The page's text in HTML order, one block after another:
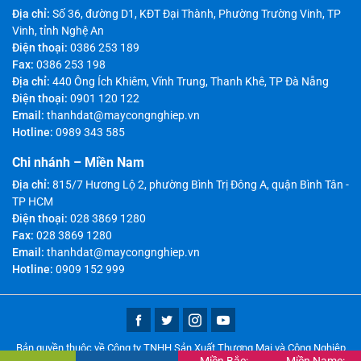
Địa chỉ: Số 36, đường D1, KĐT Đại Thành, Phường Trường Vinh, TP
Vinh, tỉnh Nghệ An
Điện thoại: 0386 253 189
Fax: 0386 253 198
Địa chỉ: 440 Ông Ích Khiêm, Vĩnh Trung, Thanh Khê, TP Đà Nẵng
Điện thoại: 0901 120 122
Email: thanhdat@maycongnghiep.vn
Hotline: 0989 343 585
Chi nhánh – Miền Nam
Địa chỉ: 815/7 Hương Lộ 2, phường Bình Trị Đông A, quận Bình Tân -
TP HCM
Điện thoại: 028 3869 1280
Fax: 028 3869 1280
Email: thanhdat@maycongnghiep.vn
Hotline: 0909 152 999
Bản quyền thuộc về Công ty TNHH Sản Xuất Thương Mại và Công Nghiệp